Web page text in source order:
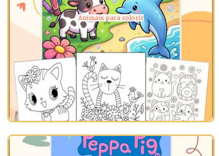
Animais para colorir